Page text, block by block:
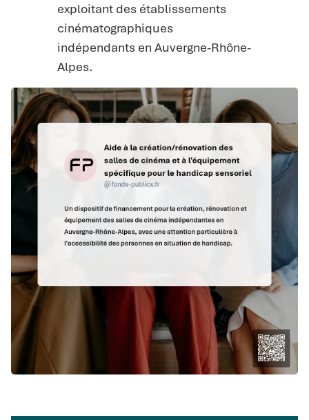
exploitant des établissements
cinématographiques
indépendants en Auvergne-Rhône-
Alpes.